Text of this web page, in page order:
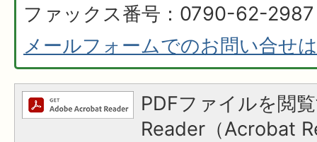
ファックス番号：0790-62-2987
メールフォームでのお問い合せ
PDFファイルを閲
Reader（Acrobat